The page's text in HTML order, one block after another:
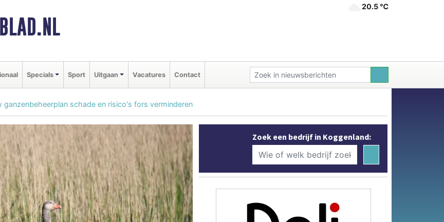
20.5 ℃
Specials Sport Uitgaan Vacatures Contact
schade en risico's fors verminderen
Zoek een bedrijf in Koggenland: